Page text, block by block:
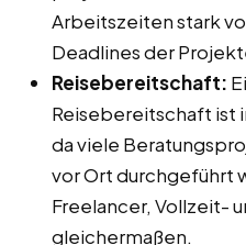
Arbeitszeiten stark
Deadlines der
Reisebereitschaft:
Reisebereitschaft ist
da viele
vor Ort durchgeführt
Freelancer, Vollzeit-
gleichermaßen.